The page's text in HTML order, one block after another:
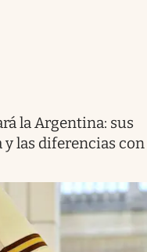
la Argentina: sus
y las diferencias con